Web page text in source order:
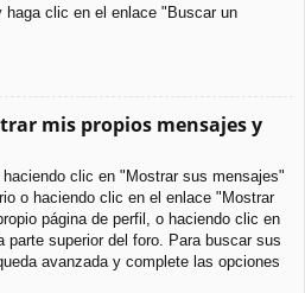
clic en el enlace "Buscar un
mis propios mensajes y
clic en "Mostrar sus mensajes"
o haciendo clic en el enlace "Mostrar
página de perfil, o haciendo clic en
parte superior del foro. Para buscar sus
avanzada y complete las opciones